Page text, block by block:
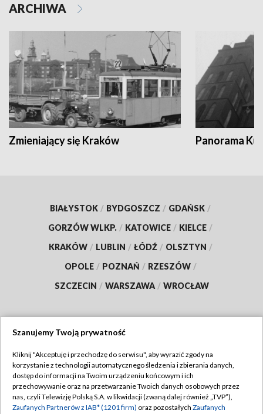
ARCHIWA
Zmieniający się Kraków Panorama
BIAŁYSTOK / BYDGOSZCZ / GDAŃSK /
GORZÓW WLKP. / KATOWICE / KIELCE /
KRAKÓW / LUBLIN / ŁÓDŹ / OLSZTYN /
OPOLE / POZNAŃ / RZESZÓW /
SZCZECIN / WARSZAWA / WROCŁAW
TVP
Abonament TVP
Emisja w TVP
Regulamin TVP
Polityka prywatności
Szanujemy Twoją prywatność
Kliknij "Akceptuję i przechodzę do serwisu", aby wyrazić zgody na
korzystanie z technologii automatycznego śledzenia i zbierania danych,
dostęp do informacji na Twoim urządzeniu końcowym i ich
przechowywanie oraz na przetwarzanie Twoich danych osobowych przez
nas, czyli Telewizję Polską S.A. w likwidacji (zwaną dalej również „TVP”),
Zaufanych Partnerów z IAB* (1201 firm) oraz pozostałych Zaufanych